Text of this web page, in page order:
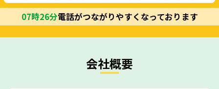
07時26分電話がつながりやすくなっております
会社概要